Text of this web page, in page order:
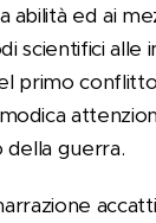
ed ai
alle
primo
della guerra.